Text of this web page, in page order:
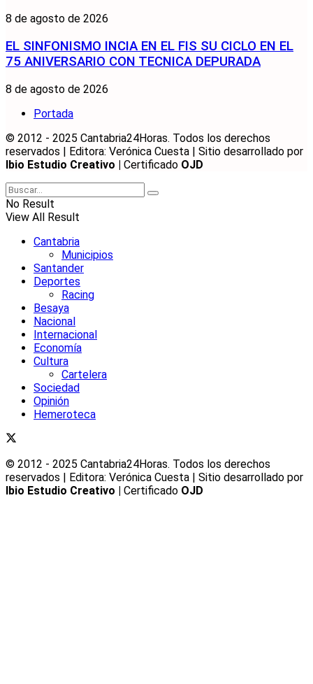
8 de agosto de 2026
EL SINFONISMO INCIA EN EL FIS SU CICLO EN EL
75 ANIVERSARIO CON TECNICA DEPURADA
8 de agosto de 2026
Portada
© 2012 - 2025 Cantabria24Horas. Todos los derechos
reservados | Editora: Verónica Cuesta | Sitio desarrollado por
Ibio Estudio Creativo | Certificado OJD
No Result
View All Result
Cantabria
Municipios
Santander
Deportes
Racing
Besaya
Nacional
Internacional
Economía
Cultura
Cartelera
Sociedad
Opinión
Hemeroteca
© 2012 - 2025 Cantabria24Horas. Todos los derechos
reservados | Editora: Verónica Cuesta | Sitio desarrollado por
Ibio Estudio Creativo | Certificado OJD